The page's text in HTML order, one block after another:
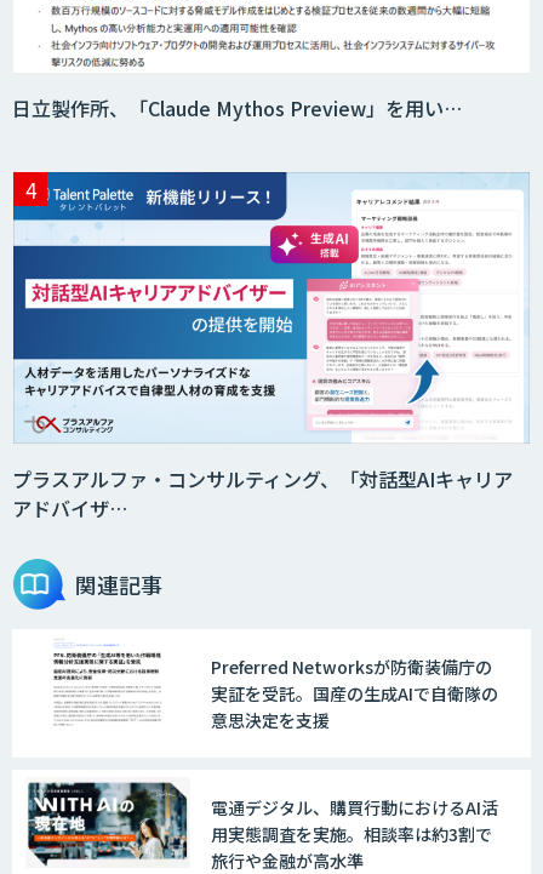
日立製作所、「Claude Mythos Preview」を用い…
プラスアルファ・コンサルティング、「対話型AIキャリア
アドバイザ…
関連記事
Preferred Networksが防衛装備庁の
実証を受託。国産の生成AIで自衛隊の
意思決定を支援
電通デジタル、購買行動におけるAI活
用実態調査を実施。相談率は約3割で
旅行や金融が高水準